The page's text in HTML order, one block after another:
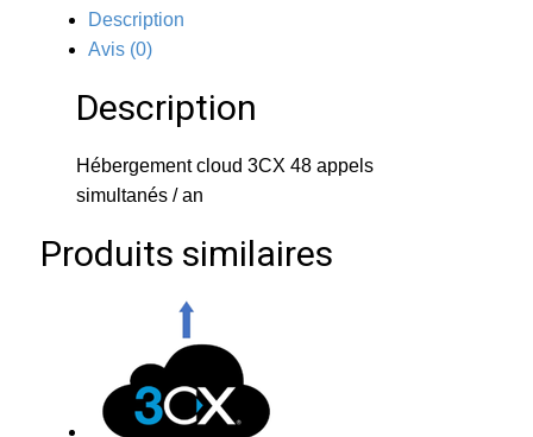
Description
Avis (0)
Description
Hébergement cloud 3CX 48 appels
simultanés / an
Produits similaires